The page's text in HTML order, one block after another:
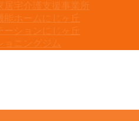
居宅介護支援事業所
能ホームにじヶ丘
ーションにじヶ丘
ョニングジム